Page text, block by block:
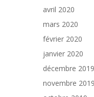
avril 2020
mars 2020
février 2020
janvier 2020
décembre 2019
novembre 2019